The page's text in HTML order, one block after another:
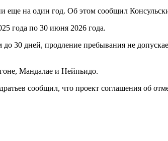
еще на один год. Об этом сообщил
года по 30 июня 2026 года.
до 30 дней, продление пребывания не
Мандалае и Нейпьидо.
сообщил, что проект соглашения об